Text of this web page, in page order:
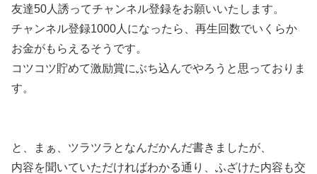
友達50人誘ってチャンネル登録をお願いいたします。
チャンネル登録1000人になったら、再生回数でいくらか
お金がもらえるそうです。
コツコツ貯めて激励賞にぶち込んでやろうと思っておりま
す。
と、まぁ、ツラツラとなんだかんだ書きましたが、
内容を聞いていただければわかる通り、ふざけた内容も交